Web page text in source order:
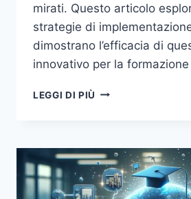
mirati. Questo articolo
strategie di
dimostrano l’efficacia di
innovativo per la
LEGGI DI PIÙ
BREVI
STANNO
RIVOLUZIONANDO
L’EDUCAZIONE